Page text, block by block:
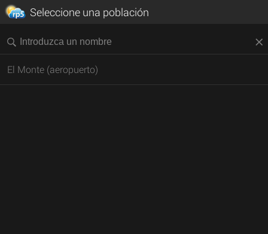
Seleccione una población
El Monte (aeropuerto)